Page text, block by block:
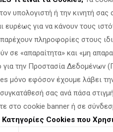
ΠαπαδόπουλουΑνεξάρτητου
Ελλάδας,το οποίο ο
μια αναλυτική
, ανεξάρτητος
διπλάσιοι από τις γεννήσεις,
υπολογιστή ή την κινητή
ευρέως για να κάνουν τους
πληροφορίες στους
σε «απαραίτητα» και «μη
για την Προστασία Δεδομένων
μόνο εφόσον έχουμε λάβει
σας ανά πάσα
στο cookie banner ή σε
Κατηγορίες Cookies που